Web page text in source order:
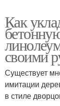
Как
своими
Существует
имитации
в стиле